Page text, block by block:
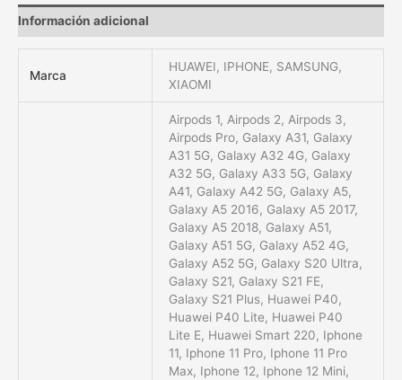
Información adicional
Marca
HUAWEI, IPHONE, SAMSUNG,
XIAOMI
Airpods 1, Airpods 2, Airpods 3,
Airpods Pro, Galaxy A31, Galaxy
A31 5G, Galaxy A32 4G, Galaxy
A32 5G, Galaxy A33 5G, Galaxy
A41, Galaxy A42 5G, Galaxy A5,
Galaxy A5 2016, Galaxy A5 2017,
Galaxy A5 2018, Galaxy A51,
Galaxy A51 5G, Galaxy A52 4G,
Galaxy A52 5G, Galaxy S20 Ultra,
Galaxy S21, Galaxy S21 FE,
Galaxy S21 Plus, Huawei P40,
Huawei P40 Lite, Huawei P40
Lite E, Huawei Smart 220, Iphone
11, Iphone 11 Pro, Iphone 11 Pro
Max, Iphone 12, Iphone 12 Mini,